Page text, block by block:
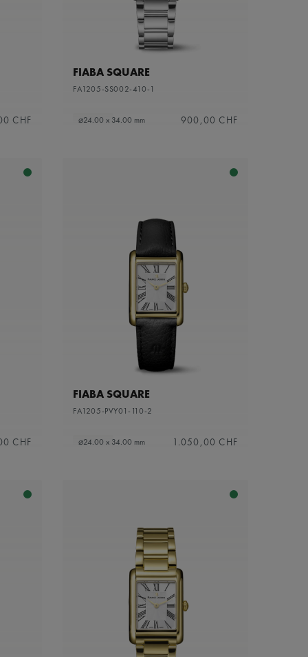
CHF
FIABA SQUARE
FA1205-SS002-410-1
⌀24.00 x 34.00 mm 900,00 CHF
CHF
FIABA SQUARE
FA1205-PVY01-110-2
⌀24.00 x 34.00 mm 1.050,00 CHF